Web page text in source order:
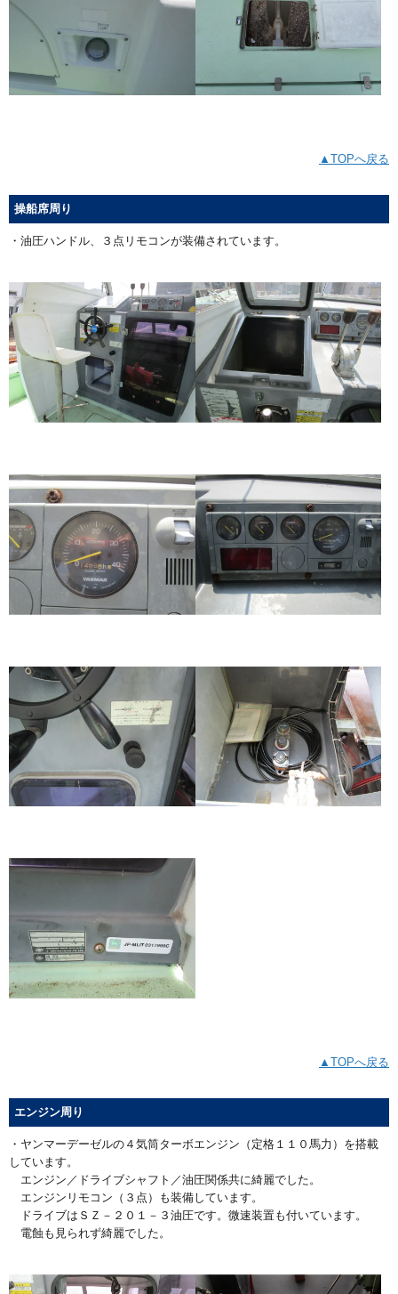
▲TOPへ戻る
操船席周り
・油圧ハンドル、３点リモコンが装備されています。
▲TOPへ戻る
エンジン周り
・ヤンマーデーゼルの４気筒ターボエンジン（定格１１０馬力）を搭載
しています。
エンジン／ドライブシャフト／油圧関係共に綺麗でした。
エンジンリモコン（３点）も装備しています。
ドライブはＳＺ－２０１－３油圧です。微速装置も付いています。
電蝕も見られず綺麗でした。